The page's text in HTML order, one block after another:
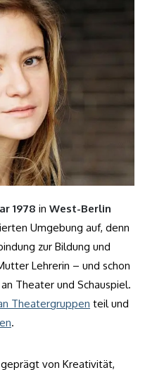
1978 in West-Berlin
Umgebung auf, denn
zur Bildung und
Lehrerin – und schon
Theater und Schauspiel.
Theatergruppen teil und
.
von Kreativität,